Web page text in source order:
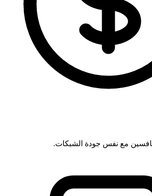
مع نفس جودة الشبكات.